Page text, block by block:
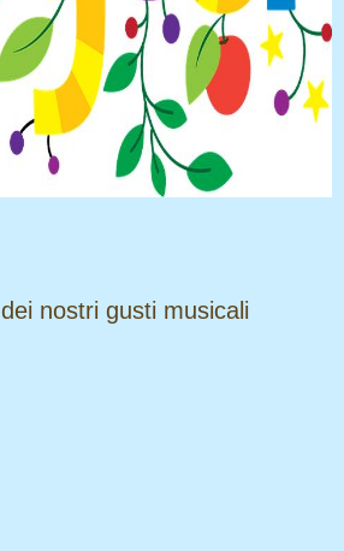
nostri gusti musicali